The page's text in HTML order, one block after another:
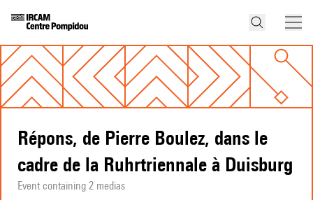
Répons, de Pierre Boulez, dans le
cadre de la Ruhrtriennale à Duisburg
Event containing 2 medias